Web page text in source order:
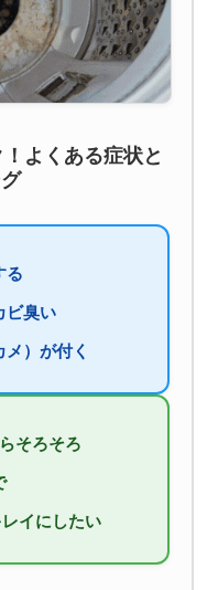
よくある症状と
る
ビ臭い
）が付く
そろそろ
イにしたい